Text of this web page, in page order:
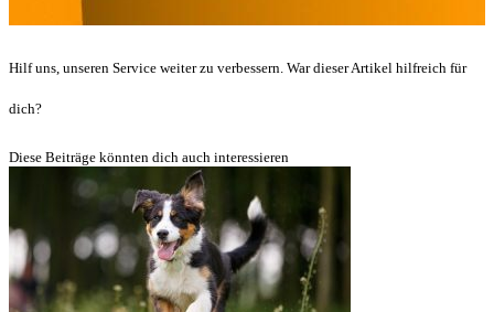
Hilf uns, unseren Service weiter zu verbessern. War dieser Artikel hilfreich für
dich?
Diese Beiträge könnten dich auch interessieren